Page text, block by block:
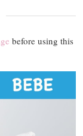
before using this